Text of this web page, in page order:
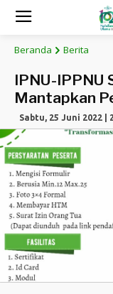
Beranda Berita
IPNU-IPPNU
Mantapkan
Sabtu, 25 Juni 2022 |